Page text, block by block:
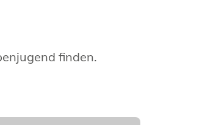
finden.